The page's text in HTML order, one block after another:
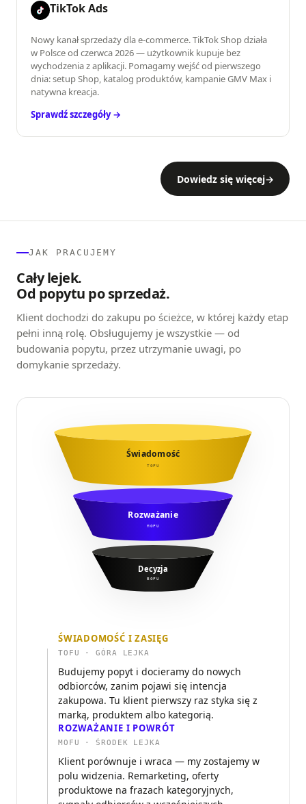
TikTok Ads
Nowy kanał sprzedaży dla e-commerce. TikTok Shop działa
w Polsce od czerwca 2026 — użytkownik kupuje bez
wychodzenia z aplikacji. Pomagamy wejść od pierwszego
dnia: setup Shop, katalog produktów, kampanie GMV Max i
natywna kreacja.
Sprawdź szczegóły →
Dowiedz się więcej→
JAK PRACUJEMY
Cały lejek.
Od popytu po sprzedaż.
Klient dochodzi do zakupu po ścieżce, w której każdy etap
pełni inną rolę. Obsługujemy je wszystkie — od
budowania popytu, przez utrzymanie uwagi, po
domykanie sprzedaży.
Świadomość
TOFU
Rozważanie
MOFU
Decyzja
BOFU
ŚWIADOMOŚĆ I ZASIĘG
TOFU · GÓRA LEJKA
Budujemy popyt i docieramy do nowych
odbiorców, zanim pojawi się intencja
zakupowa. Tu klient pierwszy raz styka się z
marką, produktem albo kategorią.
ROZWAŻANIE I POWRÓT
MOFU · ŚRODEK LEJKA
Klient porównuje i wraca — my zostajemy w
polu widzenia. Remarketing, oferty
produktowe na frazach kategoryjnych,